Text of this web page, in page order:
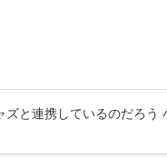
と連携しているのだろう